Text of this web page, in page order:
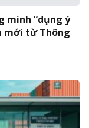
minh “dụng ý
mới từ Thông